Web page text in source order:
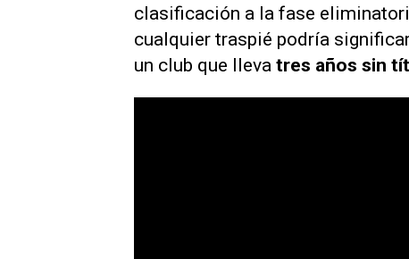
clasificación a la fase
cualquier traspié podría
un club que lleva tres años sin